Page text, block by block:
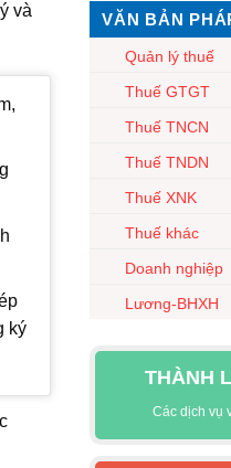
và
ký
VĂN BẢN
Quản lý thuế
Thuế GTGT
Thuế TNCN
Thuế TNDN
Thuế XNK
Thuế khác
Doanh nghiệp
Lương-BHXH
THÀNH
Các dịch vụ